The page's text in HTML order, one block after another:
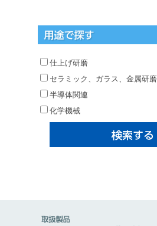
仕上げ研磨
セラミック、ガラス、金属研磨
半導体関連
化学機械